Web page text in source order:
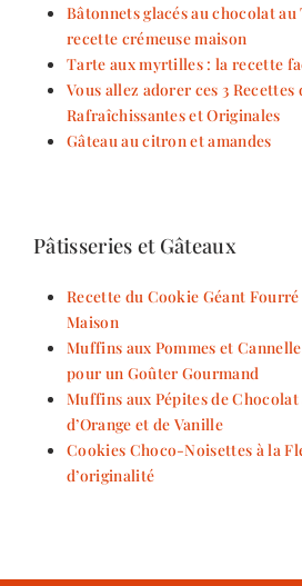
Bâtonnets glacés au chocolat
recette crémeuse maison
Tarte aux myrtilles : la recette
Vous allez adorer ces 3 Recettes
Rafraîchissantes et Originales
Gâteau au citron et amandes
Pâtisseries et Gâteaux
Recette du Cookie Géant
Maison
Muffins aux Pommes et
pour un Goûter Gourmand
Muffins aux Pépites de Chocolat
d’Orange et de Vanille
Cookies Choco-Noisettes à la
d’originalité